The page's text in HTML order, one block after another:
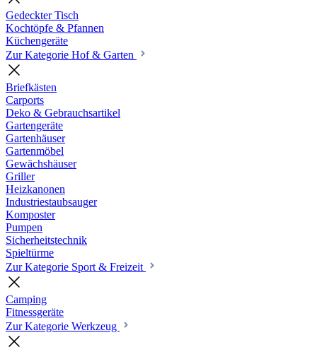
Gedeckter Tisch
Kochtöpfe & Pfannen
Küchengeräte
Zur Kategorie Hof & Garten
Briefkästen
Carports
Deko & Gebrauchsartikel
Gartengeräte
Gartenhäuser
Gartenmöbel
Gewächshäuser
Griller
Heizkanonen
Industriestaubsauger
Komposter
Pumpen
Sicherheitstechnik
Spieltürme
Zur Kategorie Sport & Freizeit
Camping
Fitnessgeräte
Zur Kategorie Werkzeug